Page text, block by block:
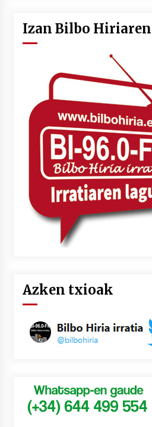
Izan Bilbo Hiriaren
Azken txioak